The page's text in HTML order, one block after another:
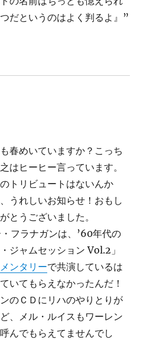
だというのはよく判るよ』”
春めいていますか？こっち
はヒーヒー言っています。
トリビュートはないんか
うれしいお知らせ！おもし
とうございました。
フラナガンは、’60年代の
ジャムセッション Vol.2」
ンタリーで共演しているは
いてもらえなかったんだ！
のＣＤにリハのやりとりが
、メル・ルイスもワーレン
んでもらえてませんでし